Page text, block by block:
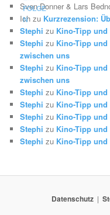
Sven Donner & Lars
Ich zu Kurzrezension:
Stephi zu Kino-Tipp
Stephi zu Kino-Tipp
zwischen uns
Stephi zu Kino-Tipp
zwischen uns
Stephi zu Kino-Tipp
Stephi zu Kino-Tipp
Stephi zu Kino-Tipp
Stephi zu Kino-Tipp
Stephi zu Kino-Tipp
Datenschutz